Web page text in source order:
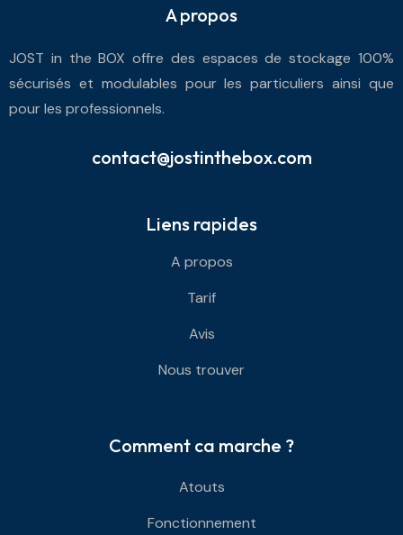
A propos
JOST in the BOX offre des espaces de stockage 100%
sécurisés et modulables pour les particuliers ainsi que
pour les professionnels.
contact@jostinthebox.com
Liens rapides
A propos
Tarif
Avis
Nous trouver
Comment ca marche ?
Atouts
Fonctionnement